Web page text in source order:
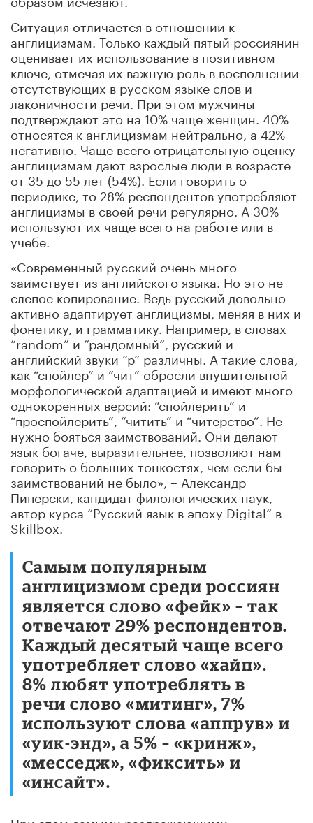
Ситуация отличается в отношении к
англицизмам. Только каждый пятый россиянин
оценивает их использование в позитивном
ключе, отмечая их важную роль в восполнении
отсутствующих в русском языке слов и
лаконичности речи. При этом мужчины
подтверждают это на 10% чаще женщин. 40%
относятся к англицизмам нейтрально, а 42% –
негативно. Чаще всего отрицательную оценку
англицизмам дают взрослые люди в возрасте
от 35 до 55 лет (54%). Если говорить о
периодике, то 28% респондентов употребляют
англицизмы в своей речи регулярно. А 30%
используют их чаще всего на работе или в
учебе.
«Современный русский очень много
заимствует из английского языка. Но это не
слепое копирование. Ведь русский довольно
активно адаптирует англицизмы, меняя в них и
фонетику, и грамматику. Например, в словах
“random” и “рандомный”, русский и
английский звуки “р” различны. А такие слова,
как “спойлер” и “чит” обросли внушительной
морфологической адаптацией и имеют много
однокоренных версий: “спойлерить” и
“проспойлерить”, “читить” и “читерство”. Не
нужно бояться заимствований. Они делают
язык богаче, выразительнее, позволяют нам
говорить о больших тонкостях, чем если бы
заимствований не было», – Александр
Пиперски, кандидат филологических наук,
автор курса “Русский язык в эпоху Digital” в
Skillbox.
Самым популярным
англицизмом среди россиян
является слово «фейк» – так
отвечают 29% респондентов.
Каждый десятый чаще всего
употребляет слово «хайп».
8% любят употреблять в
речи слово «митинг», 7%
используют слова «аппрув» и
«уик-энд», а 5% – «кринж»,
«месседж», «фиксить» и
«инсайт».